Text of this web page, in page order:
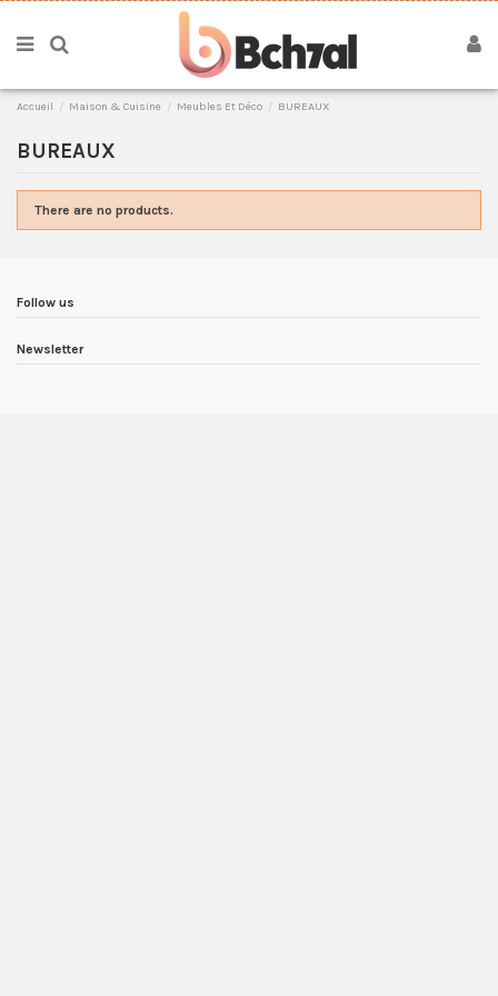
Accueil Maison & Cuisine Meubles Et Déco BUREAUX
BUREAUX
There are no products.
Follow us
Newsletter